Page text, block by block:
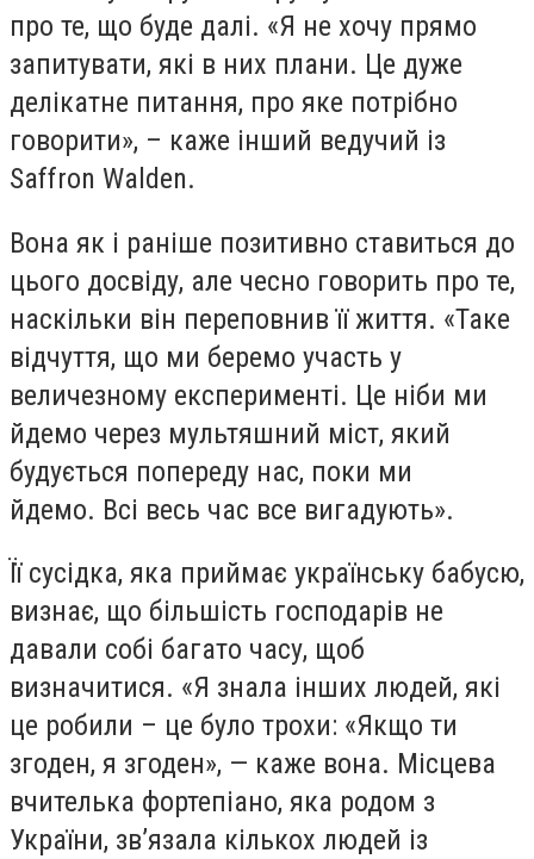
про те, що буде далі. «Я не хочу прямо
запитувати, які в них плани. Це дуже
делікатне питання, про яке потрібно
говорити», – каже інший ведучий із
Saffron Walden.
Вона як і раніше позитивно ставиться до
цього досвіду, але чесно говорить про те,
наскільки він переповнив її життя. «Таке
відчуття, що ми беремо участь у
величезному експерименті. Це ніби ми
йдемо через мультяшний міст, який
будується попереду нас, поки ми
йдемо. Всі весь час все вигадують».
Її сусідка, яка приймає українську бабусю,
визнає, що більшість господарів не
давали собі багато часу, щоб
визначитися. «Я знала інших людей, які
це робили – це було трохи: «Якщо ти
згоден, я згоден», — каже вона. Місцева
вчителька фортепіано, яка родом з
України, зв’язала кількох людей із